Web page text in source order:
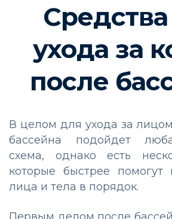
ухода за
после
В целом для ухода за
бассейна подойдет
схема, однако есть
которые быстрее помогут
лица и тела в порядок.